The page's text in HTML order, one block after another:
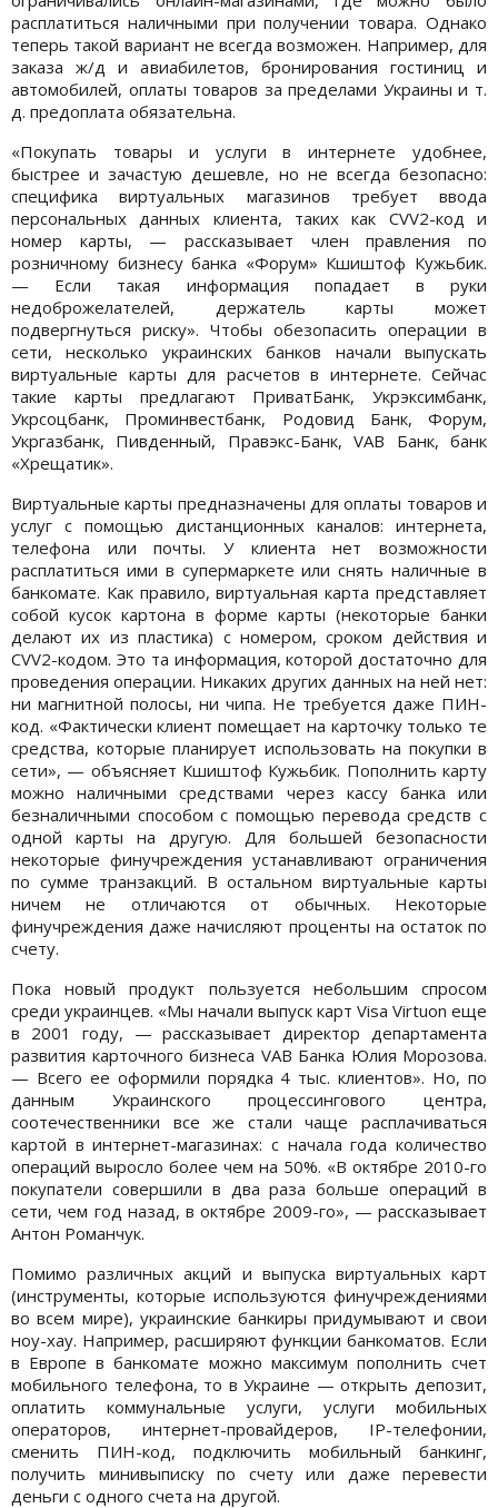
расплатиться наличными при получении товара. Однако
теперь такой вариант не всегда возможен. Например, для
заказа ж/д и авиабилетов, бронирования гостиниц и
автомобилей, оплаты товаров за пределами Украины и т.
д. предоплата обязательна.
«Покупать товары и услуги в интернете удобнее,
быстрее и зачастую дешевле, но не всегда безопасно:
специфика виртуальных магазинов требует ввода
персональных данных клиента, таких как CVV2-код и
номер карты, — рассказывает член правления по
розничному бизнесу банка «Форум» Кшиштоф Кужьбик.
— Если такая информация попадает в руки
недоброжелателей, держатель карты может
подвергнуться риску». Чтобы обезопасить операции в
сети, несколько украинских банков начали выпускать
виртуальные карты для расчетов в интернете. Сейчас
такие карты предлагают ПриватБанк, Укрэксимбанк,
Укрсоцбанк, Проминвестбанк, Родовид Банк, Форум,
Укргазбанк, Пивденный, Правэкс-Банк, VAB Банк, банк
«Хрещатик».
Виртуальные карты предназначены для оплаты товаров и
услуг с помощью дистанционных каналов: интернета,
телефона или почты. У клиента нет возможности
расплатиться ими в супермаркете или снять наличные в
банкомате. Как правило, виртуальная карта представляет
собой кусок картона в форме карты (некоторые банки
делают их из пластика) с номером, сроком действия и
CVV2-кодом. Это та информация, которой достаточно для
проведения операции. Никаких других данных на ней нет:
ни магнитной полосы, ни чипа. Не требуется даже ПИН-
код. «Фактически клиент помещает на карточку только те
средства, которые планирует использовать на покупки в
сети», — объясняет Кшиштоф Кужьбик. Пополнить карту
можно наличными средствами через кассу банка или
безналичными способом с помощью перевода средств с
одной карты на другую. Для большей безопасности
некоторые финучреждения устанавливают ограничения
по сумме транзакций. В остальном виртуальные карты
ничем не отличаются от обычных. Некоторые
финучреждения даже начисляют проценты на остаток по
счету.
Пока новый продукт пользуется небольшим спросом
среди украинцев. «Мы начали выпуск карт Visa Virtuon еще
в 2001 году, — рассказывает директор департамента
развития карточного бизнеса VAB Банка Юлия Морозова.
— Всего ее оформили порядка 4 тыс. клиентов». Но, по
данным Украинского процессингового центра,
соотечественники все же стали чаще расплачиваться
картой в интернет-магазинах: с начала года количество
операций выросло более чем на 50%. «В октябре 2010-го
покупатели совершили в два раза больше операций в
сети, чем год назад, в октябре 2009-го», — рассказывает
Антон Романчук.
Помимо различных акций и выпуска виртуальных карт
(инструменты, которые используются финучреждениями
во всем мире), украинские банкиры придумывают и свои
ноу-хау. Например, расширяют функции банкоматов. Если
в Европе в банкомате можно максимум пополнить счет
мобильного телефона, то в Украине — открыть депозит,
оплатить коммунальные услуги, услуги мобильных
операторов, интернет-провайдеров, IP-телефонии,
сменить ПИН-код, подключить мобильный банкинг,
получить минивыписку по счету или даже перевести
деньги с одного счета на другой.